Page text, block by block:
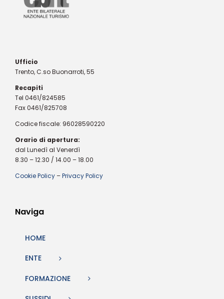
Ufficio
Trento, C.so Buonarroti, 55
Recapiti
Tel 0461/824585
Fax 0461/825708
Codice fiscale: 96028590220
Orario di apertura:
dal Lunedì al Venerdì
8.30 – 12.30 / 14.00 – 18.00
Cookie Policy –Privacy Policy
Naviga
HOME
ENTE
FORMAZIONE